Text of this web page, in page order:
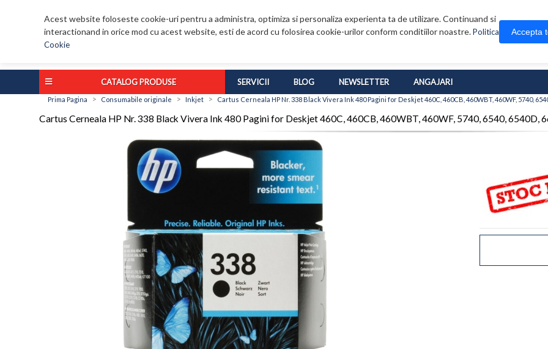
Acest website foloseste cookie-uri pentru a administra, optimiza si personaliza experienta ta de utilizare. Continuand si
interactionand in orice mod cu acest website, esti de acord cu folosirea cookie-urilor conform conditiilor noastre.Politica
Cookie
Accepta
CATALOG PRODUSE SERVICII BLOG NEWSLETTER ANGAJARI
Prima Pagina > Consumabile originale > Inkjet > Cartus Cerneala HP Nr. 338 Black Vivera Ink 480 Pagini for Deskjet 460C, 460CB, 460WBT, 460WF, 5740,
Cartus Cerneala HP Nr. 338 Black Vivera Ink 480 Pagini for Deskjet 460C, 460CB, 460WBT, 460WF, 5740, 6540, 6540D,